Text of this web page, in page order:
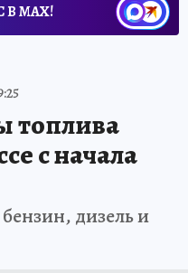
В МАХ!
топлива
с начала
дизель и